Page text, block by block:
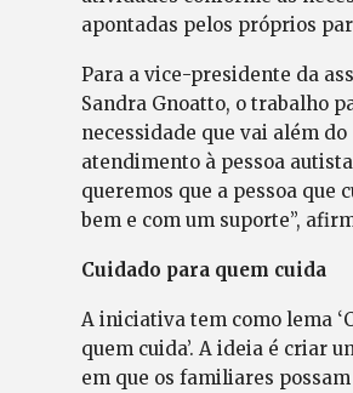
apontadas pelos próprios
Para a vice-presidente da
Sandra Gnoatto, o trabalho
necessidade que vai além do
atendimento à pessoa
queremos que a pessoa que
bem e com um suporte”,
Cuidado para quem cuida
A iniciativa tem como lema
quem cuida’. A ideia é criar
em que os familiares